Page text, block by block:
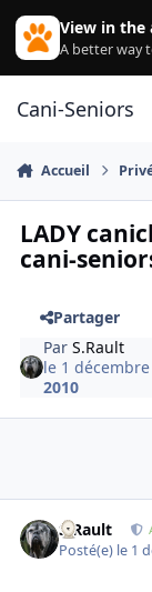
Aller au contenu
View in the
A better way
Cani-Seniors
Accueil
LADY
cani-
Partager
ParS.Rault
le 1
2010
S.Rault
Posté(e) le 1